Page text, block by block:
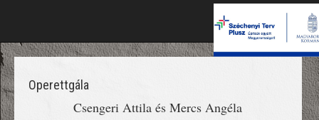
Operettgála
Csengeri Attila és Mercs Angéla